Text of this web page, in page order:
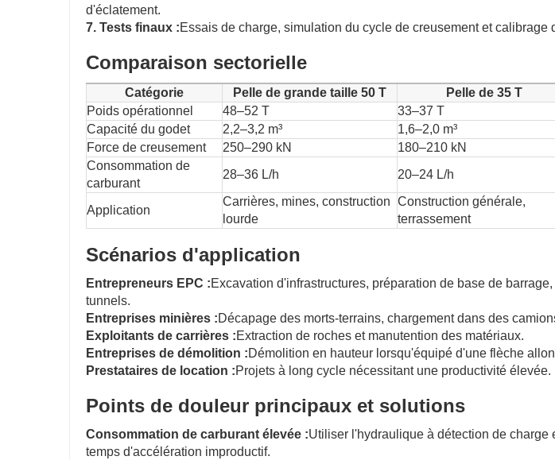
d'éclatement.
7. Tests finaux :Essais de charge, simulation du cycle de creusement et calibrage
Comparaison sectorielle
Catégorie Pelle de grande taille 50 T Pelle de 35 T
Poids opérationnel
48–52 T 33–37 T
Capacité du godet
2,2–3,2 m³ 1,6–2,0 m³
Force de creusement
250–290 kN 180–210 kN
Consommation de
carburant
28–36 L/h 20–24 L/h
Application
Carrières, mines, construction
lourde
Construction générale,
terrassement
Scénarios d'application
Entrepreneurs EPC :Excavation d'infrastructures, préparation de base de
tunnels.
Entreprises minières :Décapage des morts-terrains, chargement dans des
Exploitants de carrières :Extraction de roches et manutention des matériaux.
Entreprises de démolition :Démolition en hauteur lorsqu'équipé d'une flèche
Prestataires de location :Projets à long cycle nécessitant une productivité élevée.
Points de douleur principaux et solutions
Consommation de carburant élevée :Utiliser l'hydraulique à détection de charge
temps d'accélération improductif.